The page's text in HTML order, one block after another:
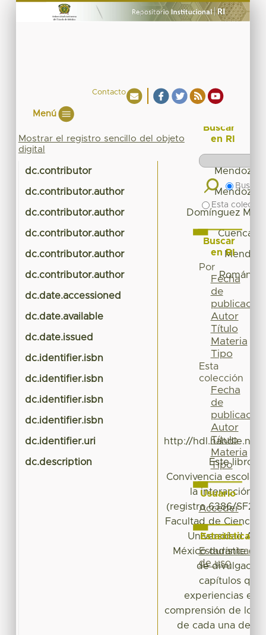
Contacto
Menú
Mostrar el registro sencillo del objeto
digital
dc.contributor Mendoza
dc.contributor.author Mendoza
dc.contributor.author Domínguez
dc.contributor.author Cuenca
dc.contributor.author
dc.contributor.author Román
dc.date.accessioned
dc.date.available
dc.date.issued
dc.identifier.isbn
dc.identifier.isbn
dc.identifier.isbn
dc.identifier.isbn
dc.identifier.uri http://hdl.handle.net/
dc.description
Este libro,
Convivencia
la interacción
(registro 6386/
Facultad de
Universidad
México durante el
de
capítulos que
experiencias en
comprensión de los
de cada una de
Buscar
en RI
Buscar
Esta
Buscar
en RI
Por
Fecha
de
publicación
Autor
Título
Materia
Tipo
Esta
colección
Fecha
de
publicación
Autor
Título
Materia
Tipo
Usuario
Acceder
Estadísticas
Estadísticas
de uso